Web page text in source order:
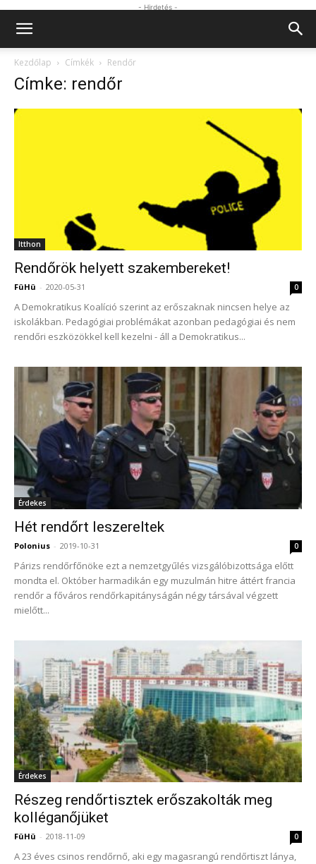
- Hirdetés -
Kezdőlap Címkék Rendőr
Címke: rendőr
Itthon
Rendőrök helyett szakembereket!
FüHü - 2020-05-31 0
A Demokratikus Koalíció szerint az erőszaknak nincsen helye az
iskolákban. Pedagógiai problémákat azonban pedagógiai és nem
rendőri eszközökkel kell kezelni - áll a Demokratikus...
Érdekes
Hét rendőrt leszereltek
Polonius - 2019-10-31 0
Párizs rendőrfőnöke ezt a nemzetgyűlés vizsgálóbizottsága előtt
mondta el. Október harmadikán egy muzulmán hitre áttért francia
rendőr a főváros rendőrkapitányságán négy társával végzett
mielőtt...
Érdekes
Részeg rendőrtisztek erőszakolták meg
kolléganőjüket
FüHü - 2018-11-09 0
A 23 éves csinos rendőrnő, aki egy magasrangú rendőrtiszt lánya,